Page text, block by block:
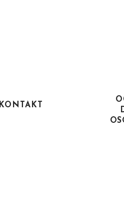
KONTAKT